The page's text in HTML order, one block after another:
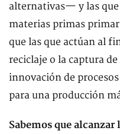
alternativas— y las
materias primas
que las que actúan al
reciclaje o la captura
innovación de
para una producción
Sabemos que